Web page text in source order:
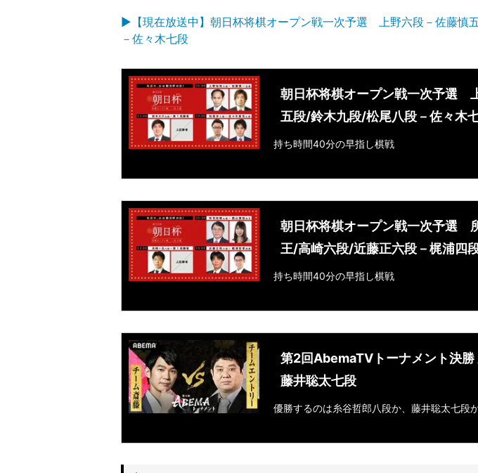
▶【現在放送中】朝日杯将棋オープン戦一次予選 上野六段－佐藤慎
－佐々木七段
朝日杯将棋オープン戦一次予選
五段/鈴木九段/松尾八段－佐々木
持ち時間40分の早指し棋戦
朝日杯将棋オープン戦一次予選
王/高崎六段/近藤正六段－梶浦四
持ち時間40分の早指し棋戦
第2回AbemaTVトーナメント決勝
藤井聡太七段
優勝するのは糸谷哲郎八段か、藤井聡太七段か